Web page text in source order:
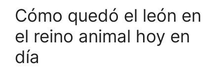
Cómo quedó el león en
el reino animal hoy en
día